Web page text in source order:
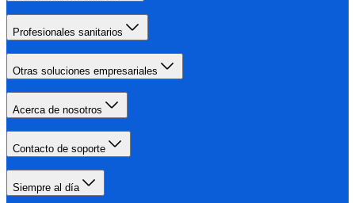
Profesionales sanitarios
Otras soluciones empresariales
Acerca de nosotros
Contacto de soporte
Siempre al día